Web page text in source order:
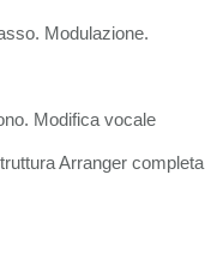
Modulazione.
Modifica vocale
Arranger completa